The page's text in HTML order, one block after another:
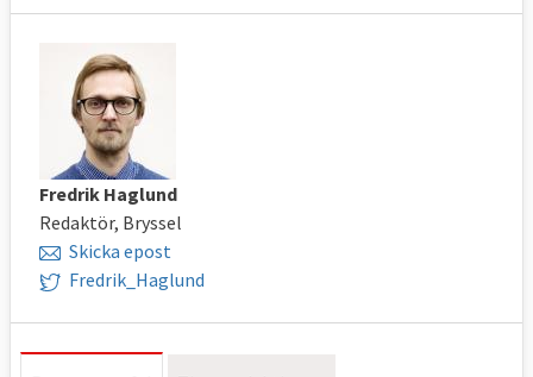
Fredrik Haglund
Redaktör, Bryssel
Skicka epost
Fredrik_Haglund